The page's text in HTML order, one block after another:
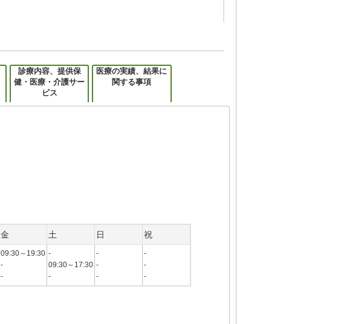
診療内容、提供保
健・医療・介護サー
ビス
医療の実績、結果に
関する事項
金 土 日 祝
09:30～19:30
-
-
-
09:30～17:30
-
-
-
-
-
-
-